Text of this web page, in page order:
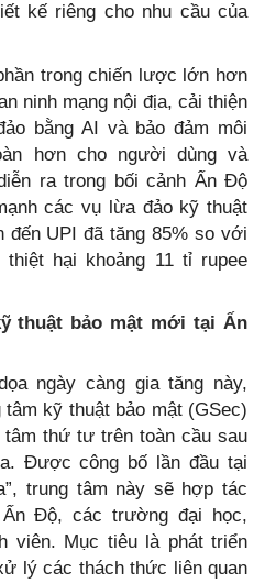
kế riêng cho nhu cầu của
trong chiến lược lớn hơn
ninh mạng nội địa, cải thiện
bằng AI và bảo đảm môi
hơn cho người dùng và
ra trong bối cảnh Ấn Độ
các vụ lừa đảo kỹ thuật
đến UPI đã tăng 85% so với
hại khoảng 11 tỉ rupee
thuật bảo mật mới tại Ấn
ngày càng gia tăng này,
kỹ thuật bảo mật (GSec)
thứ tư trên toàn cầu sau
Được công bố lần đầu tại
trung tâm này sẽ hợp tác
Độ, các trường đại học,
viên. Mục tiêu là phát triển
lý các thách thức liên quan